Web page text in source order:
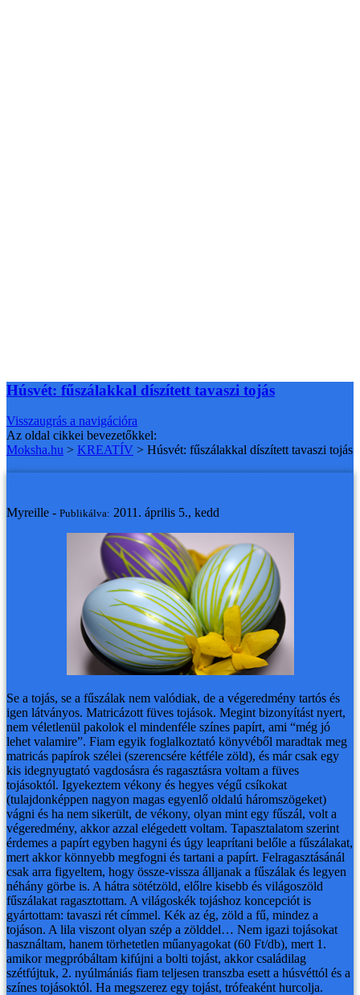
Húsvét: fűszálakkal díszített tavaszi tojás
Visszaugrás a navigációra
Az oldal cikkei bevezetőkkel:
Moksha.hu > KREATÍV > Húsvét: fűszálakkal díszített tavaszi tojás
Myreille - Publikálva: 2011. április 5., kedd
Se a tojás, se a fűszálak nem valódiak, de a végeredmény tartós és
igen látványos. Matricázott füves tojások. Megint bizonyítást nyert,
nem véletlenül pakolok el mindenféle színes papírt, ami “még jó
lehet valamire”. Fiam egyik foglalkoztató könyvéből maradtak meg
matricás papírok szélei (szerencsére kétféle zöld), és már csak egy
kis idegnyugtató vagdosásra és ragasztásra voltam a füves
tojásoktól. Igyekeztem vékony és hegyes végű csíkokat
(tulajdonképpen nagyon magas egyenlő oldalú háromszögeket)
vágni és ha nem sikerült, de vékony, olyan mint egy fűszál, volt a
végeredmény, akkor azzal elégedett voltam. Tapasztalatom szerint
érdemes a papírt egyben hagyni és úgy leaprítani belőle a fűszálakat,
mert akkor könnyebb megfogni és tartani a papírt. Felragasztásánál
csak arra figyeltem, hogy össze-vissza álljanak a fűszálak és legyen
néhány görbe is. A hátra sötétzöld, előlre kisebb és világoszöld
fűszálakat ragasztottam. A világoskék tojáshoz koncepciót is
gyártottam: tavaszi rét címmel. Kék az ég, zöld a fű, mindez a
tojáson. A lila viszont olyan szép a zölddel… Nem igazi tojásokat
használtam, hanem törhetetlen műanyagokat (60 Ft/db), mert 1.
amikor megpróbáltam kifújni a bolti tojást, akkor családilag
szétfújtuk, 2. nyúlmániás fiam teljesen transzba esett a húsvéttól és a
színes tojásoktól. Ha megszerez egy tojást, trófeaként hurcolja.